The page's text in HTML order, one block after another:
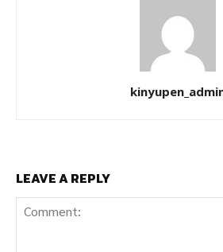
LEAVE A REPLY